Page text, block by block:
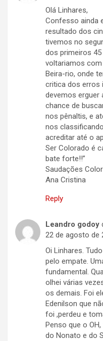
Olá Linhares,
Confesso ainda
resultado dos
tivemos no
dos primeiros
voltariamos
Beira-rio, onde
critica dos erros
devemos erguer
chance de
nos pênaltis, e
nos
acreditar até o
Ser Colorado é
bate forte!!”
Saudações
Ana Cristina
Reply
Leandro godoy
22 de agosto de
Oi Linhares.
pelo empate.
fundamental.
olhei várias
os demais. Foi
Edenilson que
foi ,perdeu e
Penso que o
do Nonato e do